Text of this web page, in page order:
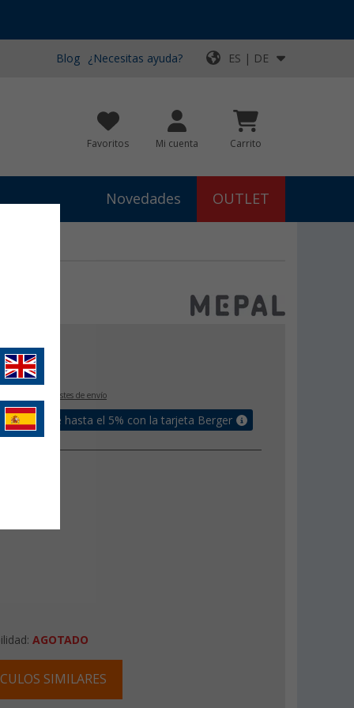
Blog ¿Necesitas ayuda? ES | DE
Favoritos Mi cuenta Carrito
Novedades OUTLET
€
+ Costes de envío
un bonus de hasta el 5% con la tarjeta Berger
AGOTADO
SIMILARES